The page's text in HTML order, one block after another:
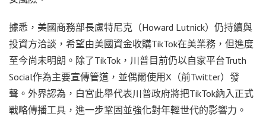
據悉，美國商務部長盧特尼克（Howard Lutnick）仍持續與
投資方洽談，希望由美國資金收購TikTok在美業務，但進度
至今尚未明朗。除了TikTok，川普目前仍以自家平台Truth
Social作為主要宣傳管道，並偶爾使用X（前Twitter）發
聲。外界認為，白宮此舉代表川普政府將把TikTok納入正式
戰略傳播工具，進一步鞏固並強化對年輕世代的影響力。